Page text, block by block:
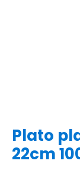
Plato
22cm